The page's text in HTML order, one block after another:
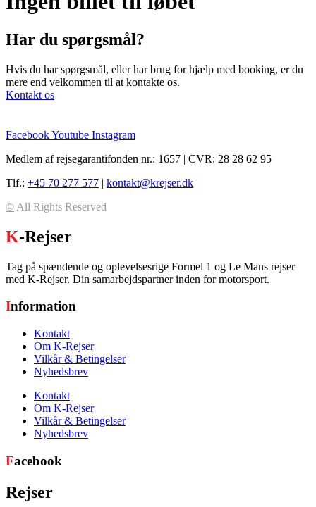
Har du spørgsmål?
Hvis du har spørgsmål, eller har brug for hjælp med booking, er du
mere end velkommen til at kontakte os.
Kontakt os
FacebookYoutube Instagram
Medlem af rejsegarantifonden nr.: 1657 | CVR: 28 28 62 95
Tlf.: +45 70 277 577 | kontakt@krejser.dk
© All Rights Reserved
K-Rejser
Tag på spændende og oplevelsesrige Formel 1 og Le Mans rejser
med K-Rejser. Din samarbejdspartner inden for motorsport.
Information
Kontakt
Om K-Rejser
Vilkår & Betingelser
Nyhedsbrev
Kontakt
Om K-Rejser
Vilkår & Betingelser
Nyhedsbrev
Facebook
Rejser